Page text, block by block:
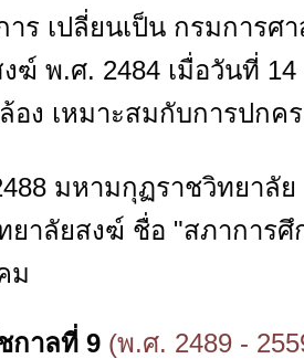
าร เปลี่ยนเป็น กรมการศ
ฆ์ พ.ศ. 2484 เมื่อวันที่
อง เหมาะสมกับการปกค
มหามกุฏราชวิทยาลัย
ยาลัยสงฆ์ ชื่อ "สภาการ
ม
กาลที่ 9 (พ.ศ. 2489 -